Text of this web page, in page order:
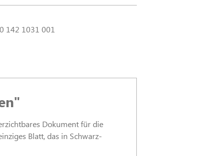
142 1031 001
Dokument für die
Blatt, das in Schwarz-